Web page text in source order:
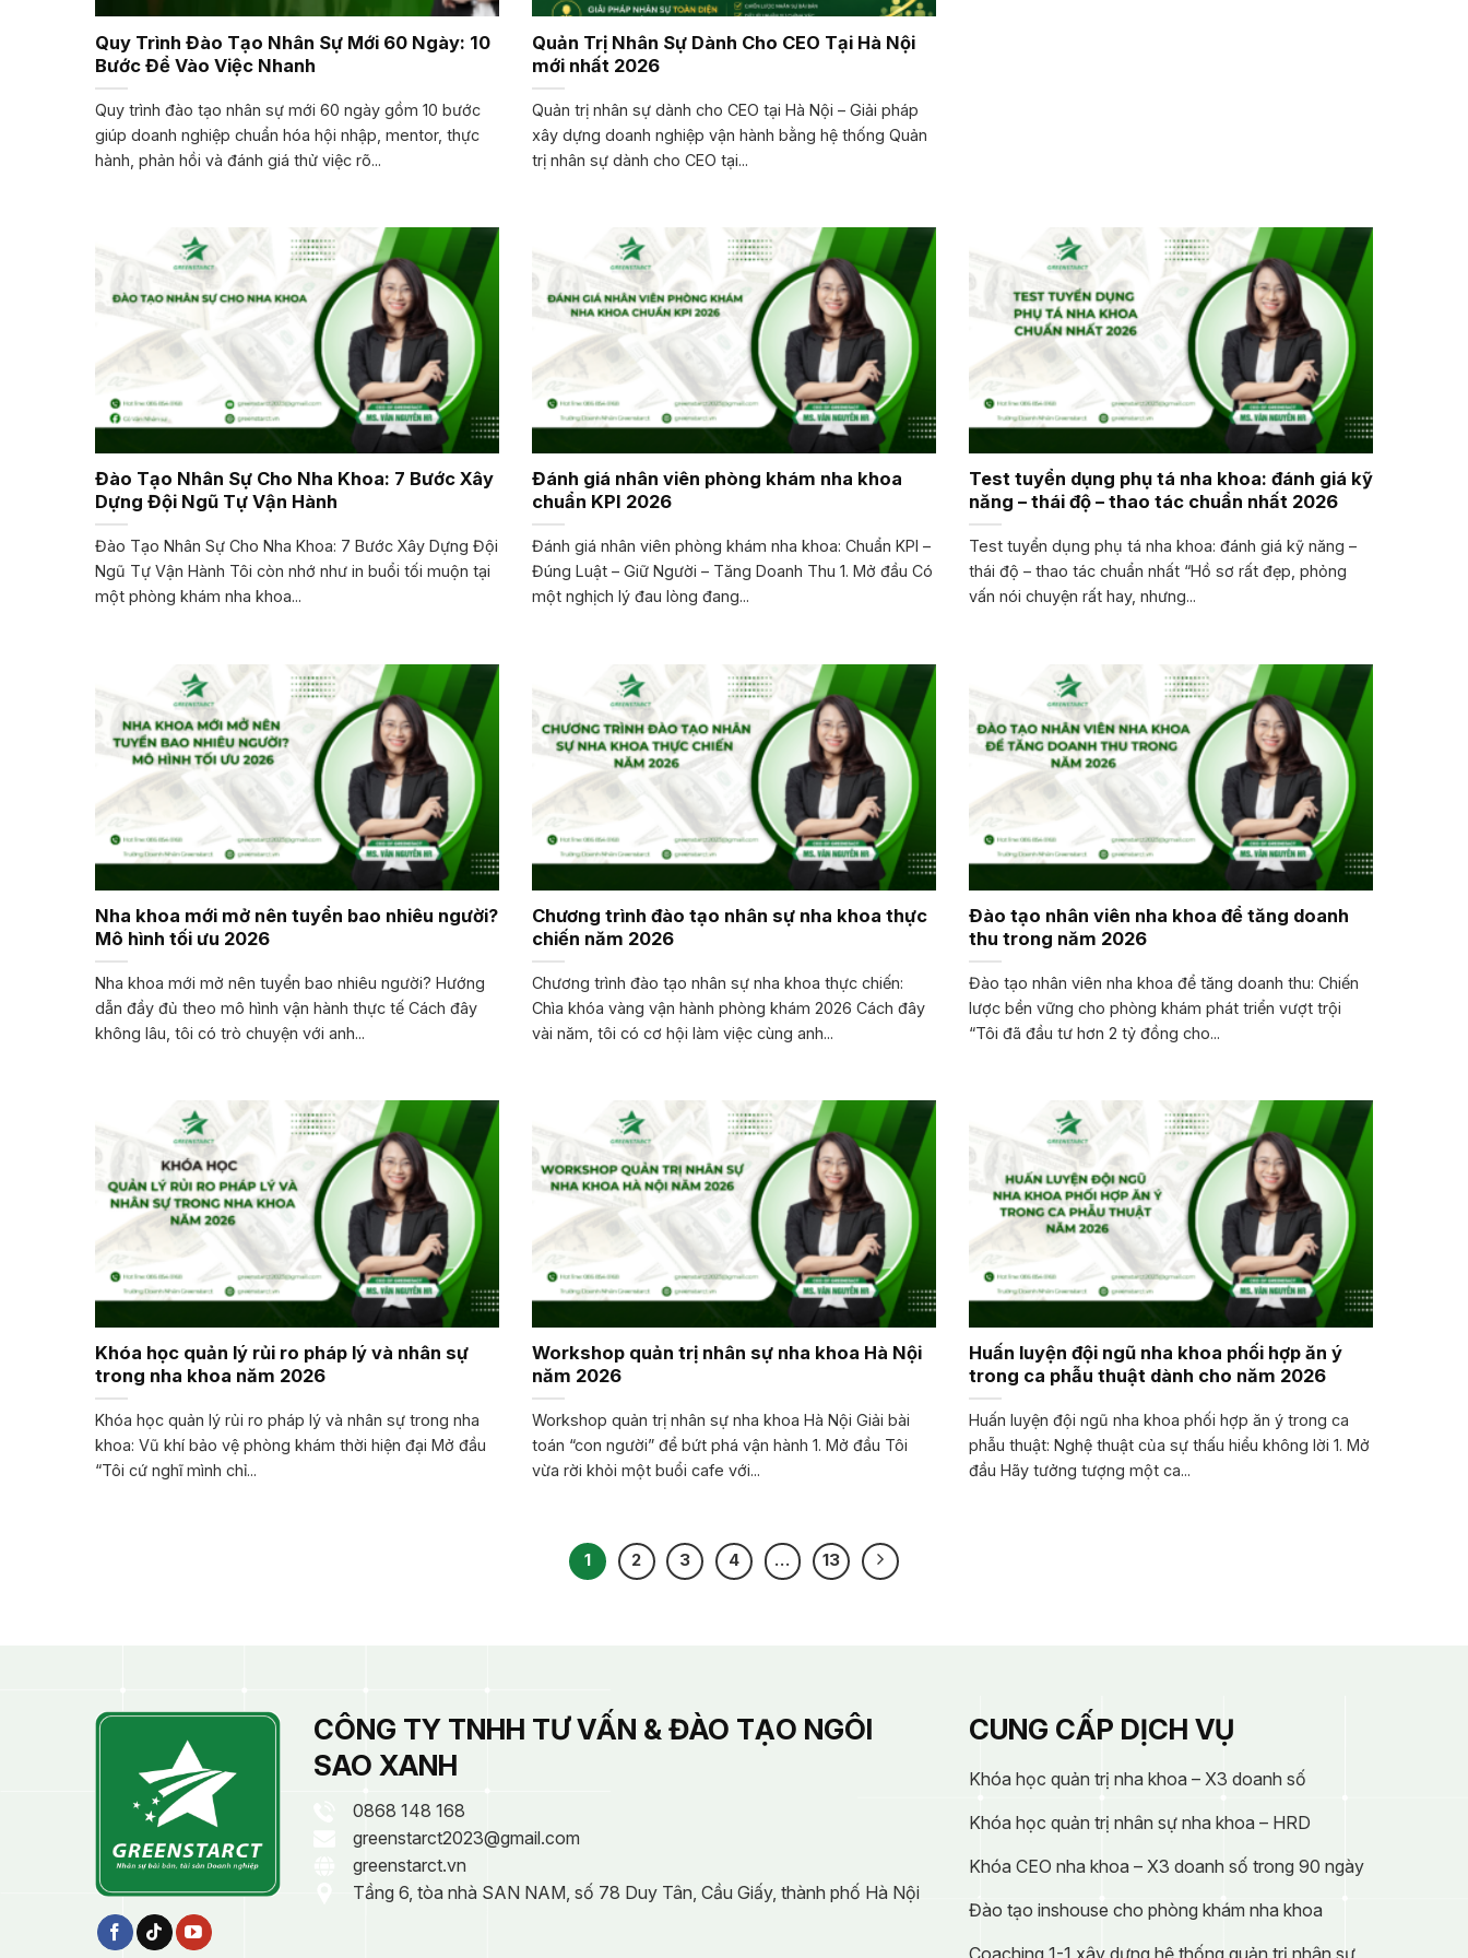
Quy Trình Đào Tạo Nhân Sự Mới 60 Ngày: 10
Bước Để Vào Việc Nhanh
Quy trình đào tạo nhân sự mới 60 ngày gồm 10 bước
giúp doanh nghiệp chuẩn hóa hội nhập, mentor, thực
hành, phản hồi và đánh giá thử việc rõ...
Quản Trị Nhân Sự Dành Cho CEO Tại Hà Nội
mới nhất 2026
Quản trị nhân sự dành cho CEO tại Hà Nội – Giải pháp
xây dựng doanh nghiệp vận hành bằng hệ thống Quản
trị nhân sự dành cho CEO tại...
Đào Tạo Nhân Sự Cho Nha Khoa: 7 Bước Xây
Dựng Đội Ngũ Tự Vận Hành
Đào Tạo Nhân Sự Cho Nha Khoa: 7 Bước Xây Dựng Đội
Ngũ Tự Vận Hành Tôi còn nhớ như in buổi tối muộn tại
một phòng khám nha khoa...
Đánh giá nhân viên phòng khám nha khoa
chuẩn KPI 2026
Đánh giá nhân viên phòng khám nha khoa: Chuẩn KPI –
Đúng Luật – Giữ Người – Tăng Doanh Thu 1. Mở đầu Có
một nghịch lý đau lòng đang...
Test tuyển dụng phụ tá nha khoa: đánh giá kỹ
năng – thái độ – thao tác chuẩn nhất 2026
Test tuyển dụng phụ tá nha khoa: đánh giá kỹ năng –
thái độ – thao tác chuẩn nhất “Hồ sơ rất đẹp, phỏng
vấn nói chuyện rất hay, nhưng...
Nha khoa mới mở nên tuyển bao nhiêu người?
Mô hình tối ưu 2026
Nha khoa mới mở nên tuyển bao nhiêu người? Hướng
dẫn đầy đủ theo mô hình vận hành thực tế Cách đây
không lâu, tôi có trò chuyện với anh...
Chương trình đào tạo nhân sự nha khoa thực
chiến năm 2026
Chương trình đào tạo nhân sự nha khoa thực chiến:
Chìa khóa vàng vận hành phòng khám 2026 Cách đây
vài năm, tôi có cơ hội làm việc cùng anh...
Đào tạo nhân viên nha khoa để tăng doanh
thu trong năm 2026
Đào tạo nhân viên nha khoa để tăng doanh thu: Chiến
lược bền vững cho phòng khám phát triển vượt trội
“Tôi đã đầu tư hơn 2 tỷ đồng cho...
Khóa học quản lý rủi ro pháp lý và nhân sự
trong nha khoa năm 2026
Khóa học quản lý rủi ro pháp lý và nhân sự trong nha
khoa: Vũ khí bảo vệ phòng khám thời hiện đại Mở đầu
“Tôi cứ nghĩ mình chỉ...
Workshop quản trị nhân sự nha khoa Hà Nội
năm 2026
Workshop quản trị nhân sự nha khoa Hà Nội Giải bài
toán “con người” để bứt phá vận hành 1. Mở đầu Tôi
vừa rời khỏi một buổi cafe với...
Huấn luyện đội ngũ nha khoa phối hợp ăn ý
trong ca phẫu thuật dành cho năm 2026
Huấn luyện đội ngũ nha khoa phối hợp ăn ý trong ca
phẫu thuật: Nghệ thuật của sự thấu hiểu không lời 1. Mở
đầu Hãy tưởng tượng một ca...
1 2 3 4 … 13
CÔNG TY TNHH TƯ VẤN & ĐÀO TẠO NGÔI
SAO XANH
0868 148 168
greenstarct2023@gmail.com
greenstarct.vn
Tầng 6, tòa nhà SAN NAM, số 78 Duy Tân, Cầu Giấy, thành phố Hà Nội
CUNG CẤP DỊCH VỤ
Khóa học quản trị nha khoa – X3 doanh số
Khóa học quản trị nhân sự nha khoa – HRD
Khóa CEO nha khoa – X3 doanh số trong 90 ngày
Đào tạo inshouse cho phòng khám nha khoa